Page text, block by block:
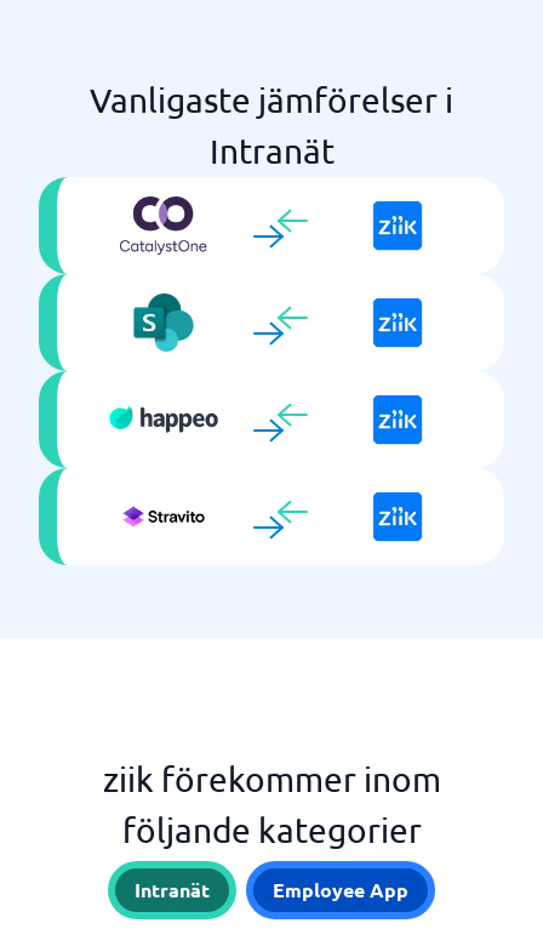
Vanligaste jämförelser i
Intranät
ziik förekommer inom
följande kategorier
Intranät Employee App